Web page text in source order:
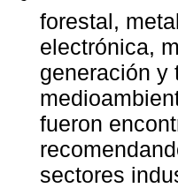
forestal,
electrónica,
generación y
fueron
sectores